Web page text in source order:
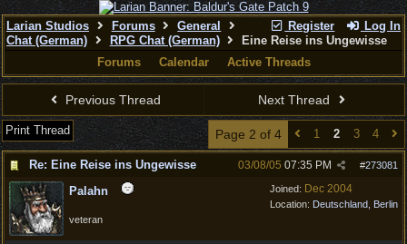
Register Log In
Larian Studios Forums
General
Chat (German)
RPG Chat (German)
Eine Reise ins Ungewisse
Forums
Calendar Active Threads
Previous Thread Next Thread
Print Thread Page 2 of 4 1 2 3 4
Re: Eine Reise ins Ungewisse #273081
03/08/05 07:35 PM
Joined: Dec 2004
Location: Deutschland, Berlin
Palahn
veteran